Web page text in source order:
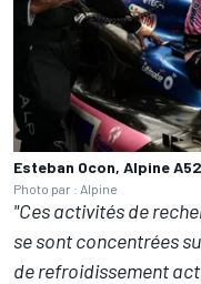
Esteban Ocon, Alpine
Photo par : Alpine
"Ces activités de
se sont concentrées
de refroidissement